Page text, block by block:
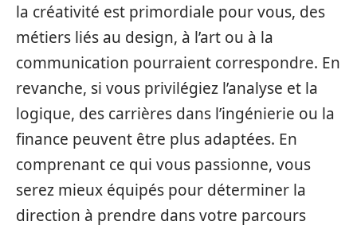
la créativité est primordiale pour vous, des
métiers liés au design, à l’art ou à la
communication pourraient correspondre. En
revanche, si vous privilégiez l’analyse et la
logique, des carrières dans l’ingénierie ou la
finance peuvent être plus adaptées. En
comprenant ce qui vous passionne, vous
serez mieux équipés pour déterminer la
direction à prendre dans votre parcours